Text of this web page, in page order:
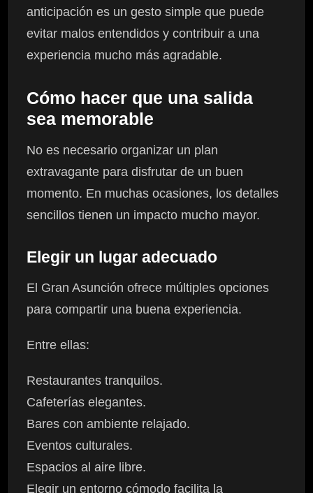
anticipación es un gesto simple que puede
evitar malos entendidos y contribuir a una
experiencia mucho más agradable.
Cómo hacer que una salida
sea memorable
No es necesario organizar un plan
extravagante para disfrutar de un buen
momento. En muchas ocasiones, los detalles
sencillos tienen un impacto mucho mayor.
Elegir un lugar adecuado
El Gran Asunción ofrece múltiples opciones
para compartir una buena experiencia.
Entre ellas:
Restaurantes tranquilos.
Cafeterías elegantes.
Bares con ambiente relajado.
Eventos culturales.
Espacios al aire libre.
Elegir un entorno cómodo facilita la